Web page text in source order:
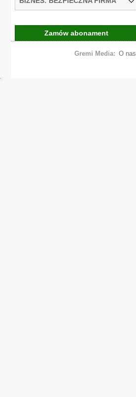
Zamów abonament
Gremi Media: O nas